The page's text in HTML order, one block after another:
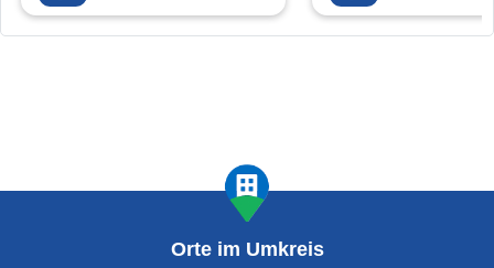
Orte im Umkreis